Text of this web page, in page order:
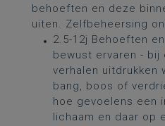
behoeften en deze
uiten. Zelfbeheersing
2.5-12j Behoeften
bewust ervaren -
verhalen uitdrukken
bang, boos of
hoe gevoelens een
lichaam en daar op